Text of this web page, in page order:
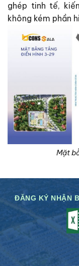
ghép tinh tế,
không kém phần
Mặt
ĐĂNG KÝ NHẬN